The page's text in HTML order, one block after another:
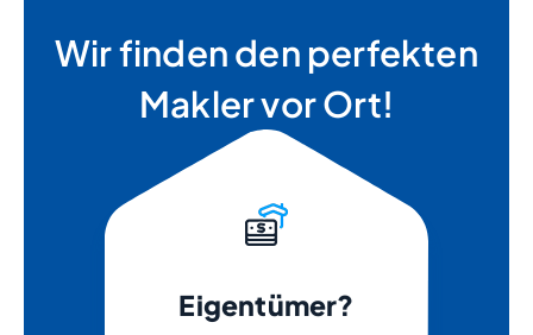
Wir finden den perfekten
Makler vor Ort!
Eigentümer?